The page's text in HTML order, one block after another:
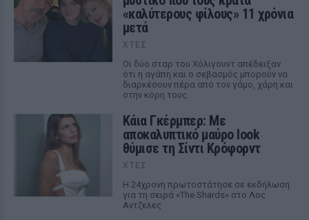
«καλύτερους φίλους» 11 χρόνια
μετά
ΧΤΕΣ
Οι δύο σταρ του Χόλιγουντ απέδειξαν
ότι η αγάπη και ο σεβασμός μπορούν να
διαρκέσουν πέρα από τον γάμο, χάρη και
στην κόρη τους.
Κάια Γκέρμπερ: Με
αποκαλυπτικό μαύρο look
θύμισε τη Σίντι Κρόφορντ
ΧΤΕΣ
Η 24χρονη πρωτοστάτησε σε εκδήλωση
για τη σειρά «The Shards» στο Λος
Αντζελες